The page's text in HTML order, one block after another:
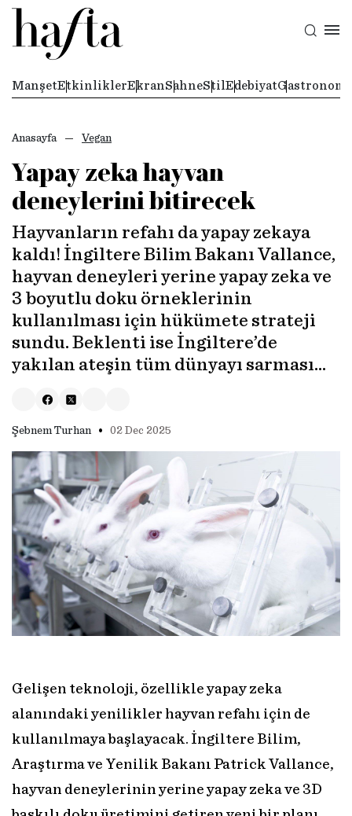
ManşetEtkinliklerEkranSahneStil EdebiyatGastronomi
Anasayfa Vegan
Yapay zeka hayvan
deneylerini bitirecek
Hayvanların refahı da yapay zekaya
kaldı! İngiltere Bilim Bakanı Vallance,
hayvan deneyleri yerine yapay zeka ve
3 boyutlu doku örneklerinin
kullanılması için hükümete strateji
sundu. Beklenti ise İngiltere’de
yakılan ateşin tüm dünyayı sarması...
Şebnem Turhan • 02 Dec 2025
Gelişen teknoloji, özellikle yapay zeka
alanındaki yenilikler hayvan refahı için de
kullanılmaya başlayacak. İngiltere Bilim,
Araştırma ve Yenilik Bakanı Patrick Vallance,
hayvan deneylerinin yerine yapay zeka ve 3D